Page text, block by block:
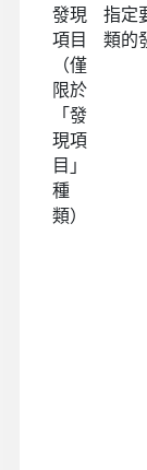
發現
項目
（僅
限於
「發
現項
目」
種
類）
指定
類的